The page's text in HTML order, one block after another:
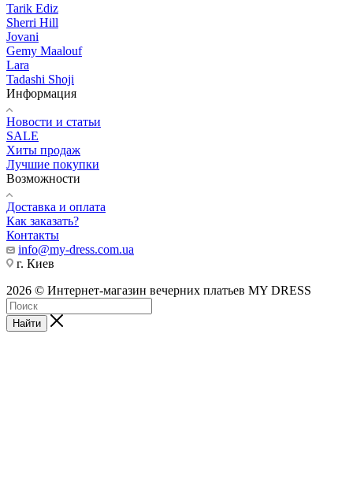
Tarik Ediz
Sherri Hill
Jovani
Gemy Maalouf
Lara
Tadashi Shoji
Информация
Новости и статьи
SALE
Хиты продаж
Лучшие покупки
Возможности
Доставка и оплата
Как заказать?
Контакты
info@my-dress.com.ua
г. Киев
2026 © Интернет-магазин вечерних платьев MY DRESS
Найти